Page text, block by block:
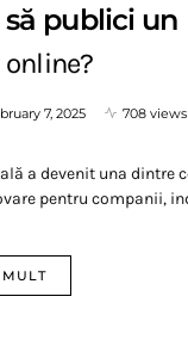
publici un
7, 2025
708 views
a devenit una dintre
pentru companii,